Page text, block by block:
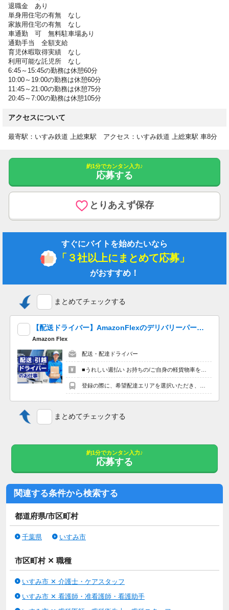
シフト制
介護休暇有
産前・産後休暇有
育児休暇有
有給休暇 あり
【給与詳細】
給与上限：月給 219,886円
基本給 156,200円～166,200円
（初任者研修（ヘルパー2級））2,000円
夜勤手当 5,000円／回・4回／月
調整手当 4,686円～4,986円
特殊業務手当 15,000円
賞与あり 前年度実績 年2回・2ヶ月分
内禁煙/育児休暇あり/女性活躍中/無資格歓迎
【特記事項】
特養29名、ショート5名の入所定員の地域密着型特養（ユニット
型）においての介護業務です。無資格・未経験・ブランクのある
方でも歓迎しています
無資格・未経験歓迎♪ユニット型特養でのお仕事です
無資格可,未経験OK,車通勤OK,ブランクOK,産休・育休,社会保険
学歴不問
◆社員寮：単身用 なし、家族用 なし
◆有給休暇：あり
◆車通勤：車通勤可 無料駐車場あり、通勤手当全額支給（車通
勤の場合、1㎞あたり13円支給）
6:45～15:45の勤務は休憩60分
10:00～19:00の勤務は休憩60分
20:45～7:00の勤務は休憩105分
定年65歳
再雇用あり
【年齢要件は雇用対策法 １号を適用の上、制限を設けていま
退職金 あり
単身用住宅の有無 なし
家族用住宅の有無 なし
車通勤 可 無料駐車場あり
通勤手当 全額支給
育児休暇取得実績 なし
利用可能な託児所 なし
6:45～15:45の勤務は休憩60分
10:00～19:00の勤務は休憩60分
11:45～21:00の勤務は休憩75分
20:45～7:00の勤務は休憩105分
アクセスについて
最寄駅：いすみ鉄道 上総東駅 アクセス：いすみ鉄道 上総東駅 車8分
約1分でカンタン入力♪
応募する
とりあえず保存
すぐにバイトを始めたいなら
「３社以上にまとめて応募」
がおすすめ！
まとめてチェックする
【配送ドライバー】AmazonFlexのデリバリーパートナーを大量募集中！ 夕方以降４時間程度最大10,200円の報酬も可能!※単発OK！嬉しい「週払い」！
Amazon Flex
配送・配達ドライバー
■うれしい週払い お持ちの/ご自身の軽貨物車を使用する場合、４時間程度で最大9,600円。夕方以降の稼働※だと４時間程度で最大10,200円の報酬が獲得可能！給与ではなく、委託業務に応じた報酬をお支払いする業務委託のお仕事です。うれしい週払い。 ※関東圏4-6月に１8時以降稼働した場合を想定。地域により異なります ※報酬は規約にしたがい配達完了の15日後に支払いますが、可能な場合は、より早く、週払いで前週稼働分をお支払いします。 登録の際に、希望配達エリアを選択いただき、そのエリアでの業務を委託します（業務委託）。
登録の際に、希望配達エリアを選択いただき、そのエリアでの業務を委託します（業務委託）。
まとめてチェックする
約1分でカンタン入力♪
応募する
関連する条件から検索する
都道府県/市区町村
千葉県 いすみ市
市区町村 ✕ 職種
いすみ市 ✕ 介護士・ケアスタッフ
いすみ市 ✕ 看護師・准看護師・看護助手